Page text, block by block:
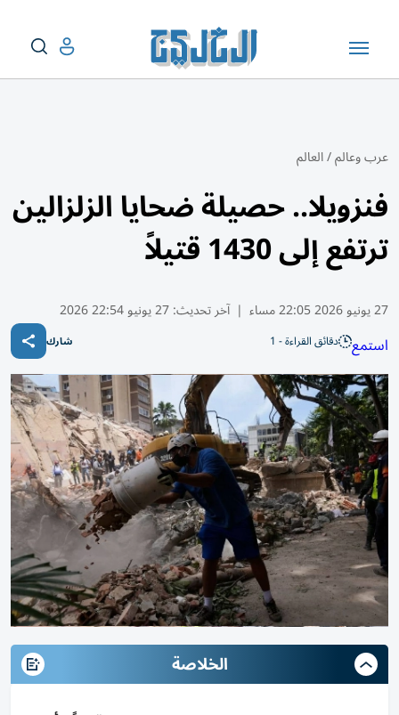
عرب وعالم/العالم
فنزويلا.. حصيلة ضحايا الزلزالين
ترتفع إلى 1430 قتيلاً
27 يونيو 2026 22:05 مساء | آخر تحديث:27 يونيو 22:54 2026
استمع دقائق القراءة - 1 شارك
الخلاصة